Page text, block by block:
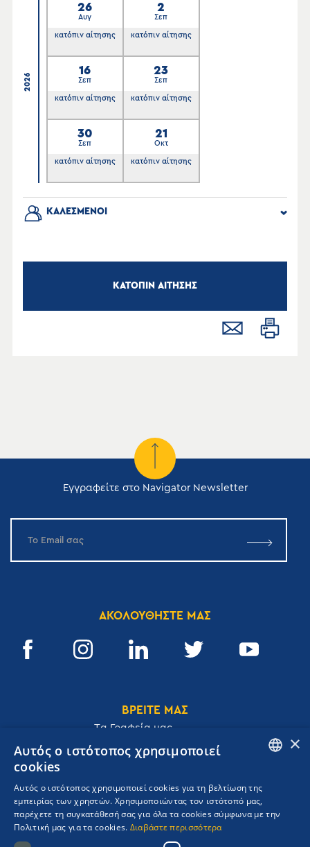
2026
26
Αυγ
κατόπιν αίτησης
2
Σεπ
κατόπιν αίτησης
16
Σεπ
κατόπιν αίτησης
23
Σεπ
κατόπιν αίτησης
30
Σεπ
κατόπιν αίτησης
21
Οκτ
κατόπιν αίτησης
ΚΑΛΕΣΜΕΝΟΙ
ΚΑΤΟΠΙΝ ΑΙΤΗΣΗΣ
Εγγραφείτε στο Navigator Newsletter
ΑΚΟΛΟΥΘΗΣΤΕ ΜΑΣ
ΒΡΕΙΤΕ ΜΑΣ
Tα Γραφεία μας
Ακαδημίας 32, 106 72, Αθήνα, Ελλάδα
T. +30 210 3609801
F. +30 210 3602001
cruises@navigator.gr
GREEK
×
Αυτός ο ιστότοπος χρησιμοποιεί
cookies
Αυτός ο ιστότοπος χρησιμοποιεί cookies για τη βελτίωση της
εμπειρίας των χρηστών. Χρησιμοποιώντας τον ιστότοπό μας,
παρέχετε τη συγκατάθεσή σας για όλα τα cookies σύμφωνα με την
Πολιτική μας για τα cookies. Διαβάστε περισσότερα